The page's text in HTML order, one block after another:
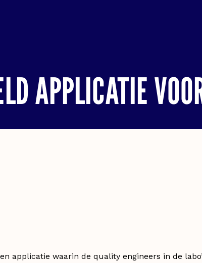
APPLICATIE
applicatie waarin de quality engineers in de